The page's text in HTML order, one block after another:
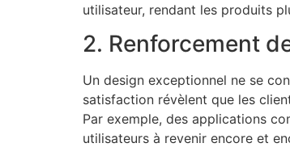
utilisateur, rendant les produits
2. Renforcement
Un design exceptionnel ne se
satisfaction révèlent que les
Par exemple, des applications
utilisateurs à revenir encore et